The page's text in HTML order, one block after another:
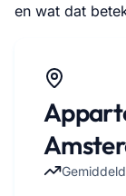
en wat dat